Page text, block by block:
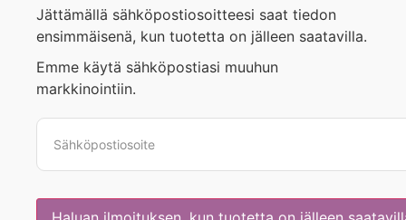
Jättämällä sähköpostiosoitteesi saat tiedon
ensimmäisenä, kun tuotetta on jälleen saatavilla.
Emme käytä sähköpostiasi muuhun
markkinointiin.